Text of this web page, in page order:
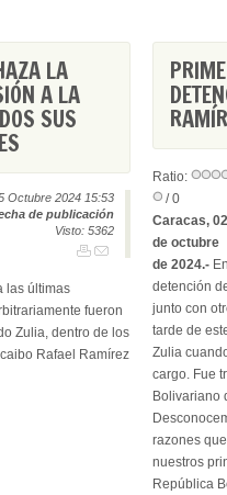
LA
A LA
SUS
Octubre 2024 15:53
de publicación
Visto: 5362
las últimas
fueron
Zulia, dentro de los
Rafael Ramírez
Ratio:
/ 0
Caracas, 02
de octubre
de 2024.-
detención
junto con
tarde de
Zulia
cargo. Fue
Bolivariano
razones
nuestros
República